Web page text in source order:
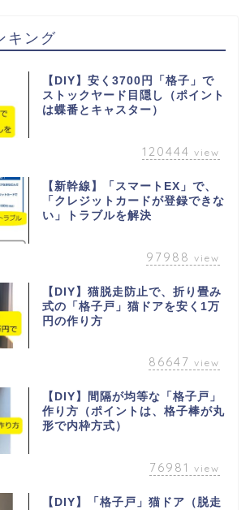
キング
【DIY】安く3700円「格子」で
ストックヤード目隠し（ポイント
は蝶番とキャスター）
120444 view
【新幹線】「スマートEX」で、
「クレジットカードが登録できな
い」トラブルを解決
97988 view
【DIY】猫脱走防止で、折り畳み
式の「格子戸」猫ドアを安く1万
円の作り方
86647 view
【DIY】間隔が均等な「格子戸」
作り方（ポイントは、格子棒が丸
形で内枠方式）
76981 view
【DIY】「格子戸」猫ドア（脱走